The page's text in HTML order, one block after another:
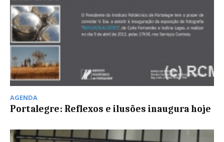
AGENDA
Portalegre: Reflexos e ilusões inaugura hoje